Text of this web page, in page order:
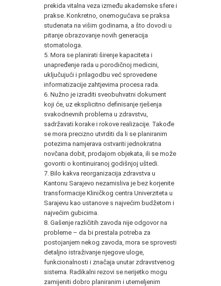
prekida vitalna veza između akademske sfere i
prakse. Konkretno, onemogućava se praksa
studenata na višim godinama, a što dovodi u
pitanje obrazovanje novih generacija
stomatologa.
5. Mora se planirati širenje kapaciteta i
unapređenje rada u porodičnoj medicini,
uključujući i prilagodbu već sprovedene
informatizacije zahtjevima procesa rada.
6. Nužno je izraditi sveobuhvatni dokument
koji će, uz eksplicitno definisanje rješenja
svakodnevnih problema u zdravstvu,
sadržavati korake i rokove realizacije. Takođe
se mora precizno utvrditi da li se planiranim
potezima namjerava ostvariti jednokratna
novčana dobit, prodajom objekata, ili se može
govoriti o kontinuiranoj godišnjoj uštedi.
7. Bilo kakva reorganizacija zdravstva u
Kantonu Sarajevo nezamisliva je bez korjenite
transformacije Kliničkog centra Univerziteta u
Sarajevu kao ustanove s najvećim budžetom i
najvećim gubicima.
8. Gašenje različitih zavoda nije odgovor na
probleme – da bi prestala potreba za
postojanjem nekog zavoda, mora se sprovesti
detaljno istraživanje njegove uloge,
funkcionalnosti i značaja unutar zdravstvenog
sistema. Radikalni rezovi se nerijetko mogu
zamijeniti dobro planiranim i utemeljenim